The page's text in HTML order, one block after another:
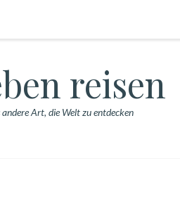
reisen
andere Art, die Welt zu entdecken